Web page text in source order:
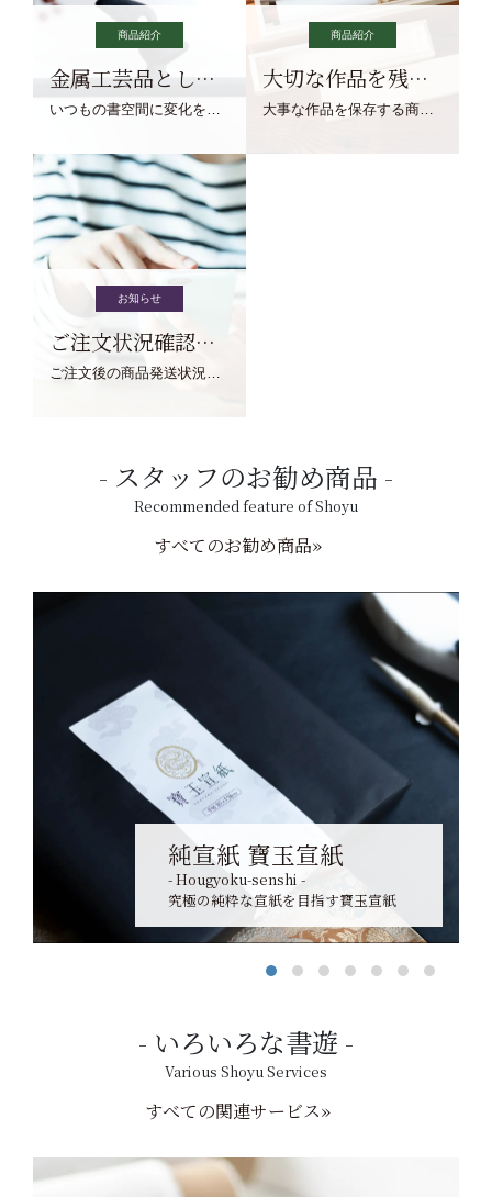
商品紹介
金属工芸品としての文鎮
商品紹介
大切な作品を残す作品保存商品
お知らせ
ご注文状況確認について
スタッフのお勧め商品
Recommended feature of Shoyu
すべてのお勧め商品»
純宣紙 寶玉宣紙
- Hougyoku-senshi -
究極の純粋な宣紙を目指す寶玉宣紙
いろいろな書遊
Various Shoyu Services
すべての関連サービス»